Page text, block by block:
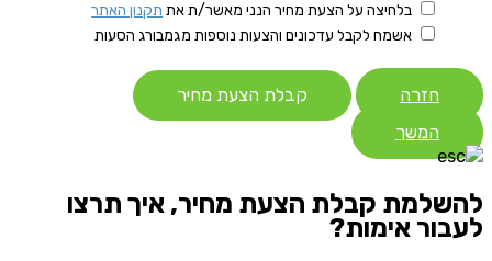
בלחיצה על הצעת מחיר הנני מאשר/ת את תקנון האתר
אשמח לקבל עדכונים והצעות נוספות מגמבורג הסעות
חזרה
קבלת הצעת מחיר
המשך
להשלמת קבלת הצעת מחיר, איך תרצו
לעבור אימות?